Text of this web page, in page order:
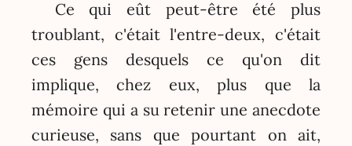
Ce qui eût peut-être été plus
troublant, c'était l'entre-deux, c'était
ces gens desquels ce qu'on dit
implique, chez eux, plus que la
mémoire qui a su retenir une anecdote
curieuse, sans que pourtant on ait,